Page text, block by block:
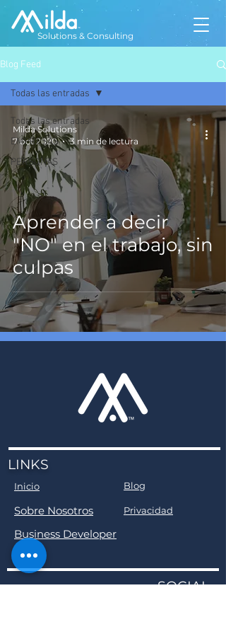
Solutions & Consulting
Blog Feed
Todas las entradas
EMPRESAS
PERSONAS
Todas las entradas
Aprender a decir
"NO" en el trabajo, sin
culpas
Milda Solutions
7 oct 2020
3 min de lectura
LINKS
Inicio Blog
Sobre Nosotros Privacidad
Business Developer
SOCIAL